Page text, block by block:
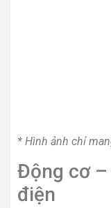
* Hình ảnh chỉ
Động cơ –
điện